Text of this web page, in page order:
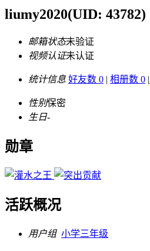
liumy2020(UID: 43782)
邮箱状态未验证
视频认证未认证
统计信息 好友数 0 | 相册数 0 |
性别保密
生日-
勋章
活跃概况
用户组 小学三年级